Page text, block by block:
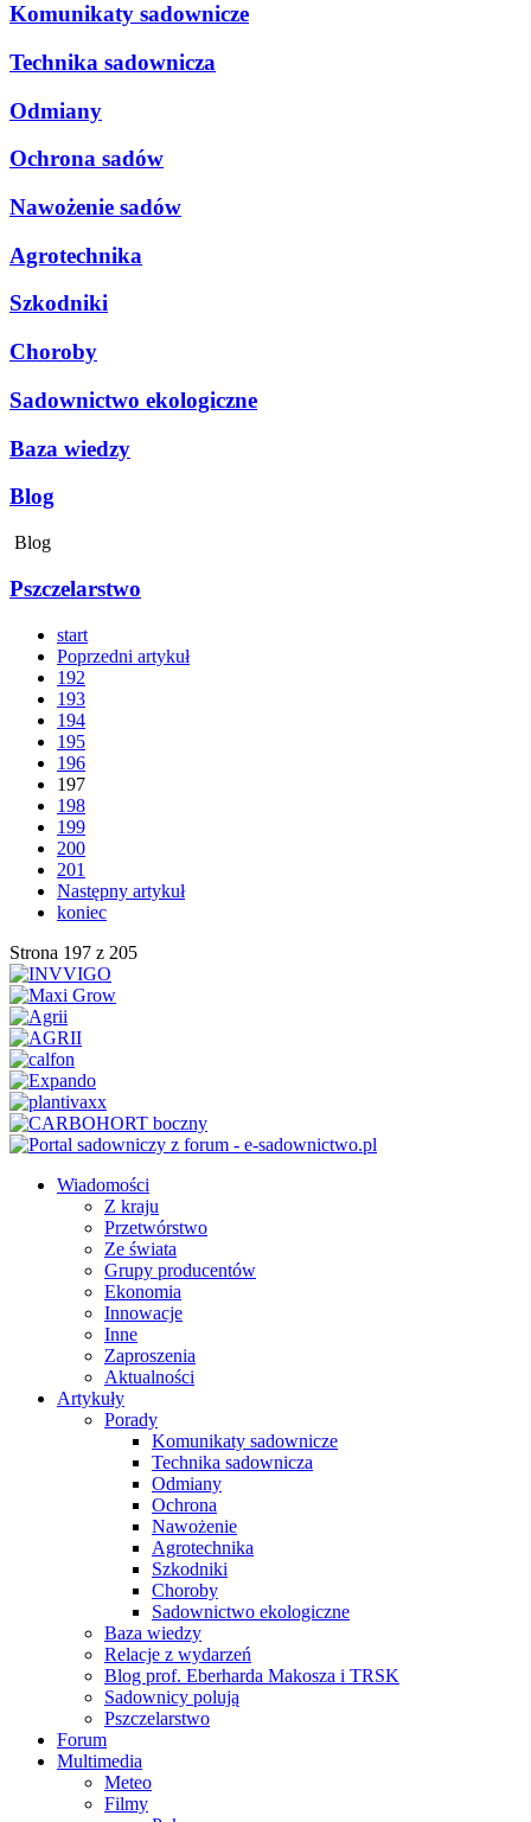
Komunikaty sadownicze
Technika sadownicza
Odmiany
Ochrona sadów
Nawożenie sadów
Agrotechnika
Szkodniki
Choroby
Sadownictwo ekologiczne
Baza wiedzy
Blog
Blog
Pszczelarstwo
start
Poprzedni artykuł
192
193
194
195
196
197
198
199
200
201
Następny artykuł
koniec
Strona 197 z 205
Wiadomości
Z kraju
Przetwórstwo
Ze świata
Grupy producentów
Ekonomia
Innowacje
Inne
Zaproszenia
Aktualności
Artykuły
Porady
Komunikaty sadownicze
Technika sadownicza
Odmiany
Ochrona
Nawożenie
Agrotechnika
Szkodniki
Choroby
Sadownictwo ekologiczne
Baza wiedzy
Relacje z wydarzeń
Blog prof. Eberharda Makosza i TRSK
Sadownicy polują
Pszczelarstwo
Forum
Multimedia
Meteo
Filmy